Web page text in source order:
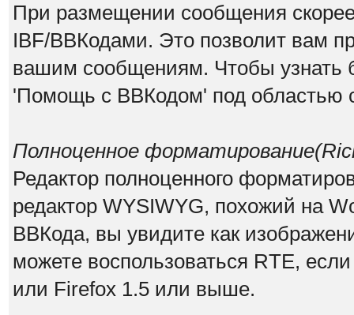
При размещении сообщения
IBF/BBКодами. Это позволит вам
вашим сообщениям. Чтобы узнать
'Помощь с BBКодом' под областью
Полноценное
Редактор полноценного
редактор WYSIWYG, похожий на
ВВКода, вы увидите как
можете воспользоваться RTE,
или Firefox 1.5 или выше.